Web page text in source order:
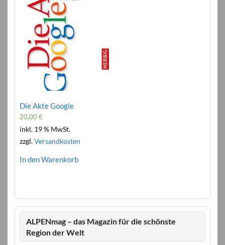
Die Akte Google
20,00 €
inkl. 19 % MwSt.
zzgl.Versandkosten
In den Warenkorb
ALPENmag – das Magazin für die schönste
Region der Welt